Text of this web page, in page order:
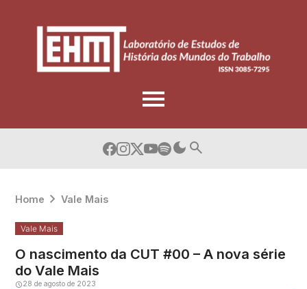
Home Vale Mais
Vale Mais
O nascimento da CUT #00 – A nova série
do Vale Mais
28 de agosto de 2023